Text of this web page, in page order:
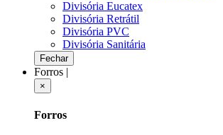
Divisória Eucatex
Divisória Retrátil
Divisória PVC
Divisória Sanitária
Fechar
Forros |
×
Forros